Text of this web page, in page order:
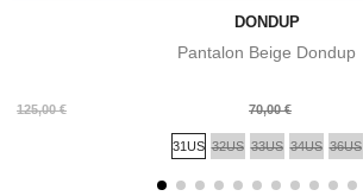
DONDUP
Pantalon Beige Dondup
125,00 €
Prix
70,00 €
Prix
31US 32US 33US 34US 36US